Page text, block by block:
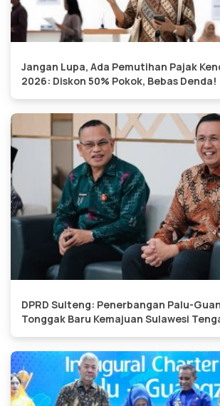
Jangan Lupa, Ada Pemutihan Pajak
2026: Diskon 50% Pokok, Bebas Denda!
DPRD Sulteng: Penerbangan Palu-
Tonggak Baru Kemajuan Sulawesi